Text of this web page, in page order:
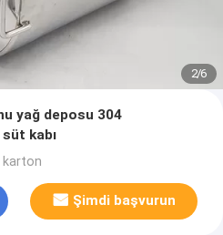
2/6
yağ deposu 304
kabı
karton
Şimdi başvurun